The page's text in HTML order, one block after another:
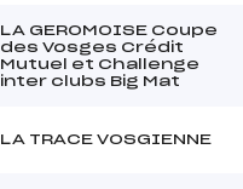
LA GEROMOISE Coupe
des Vosges Crédit
Mutuel et Challenge
inter clubs Big Mat
LA TRACE VOSGIENNE